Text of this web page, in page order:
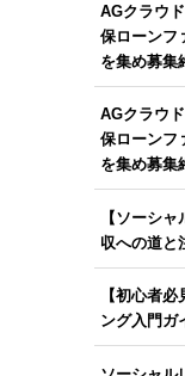
AGクラウ
保ローンフ
を集め募集
AGクラウ
保ローンフ
を集め募集
【ソーシ
収への道と
【初心者
ング入門ガ